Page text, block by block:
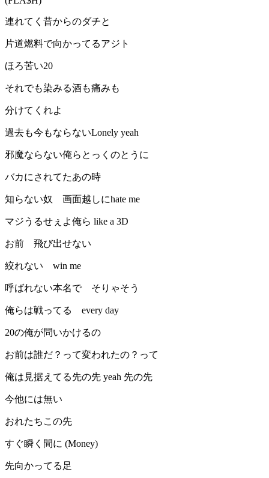
連れてく昔からのダチと
片道燃料で向かってるアジト
ほろ苦い20
それでも染みる酒も痛みも
分けてくれよ
過去も今もならないLonely yeah
邪魔ならない俺らとっくのとうに
バカにされてたあの時
知らない奴 画面越しにhate me
マジうるせぇよ俺ら like a 3D
お前 飛び出せない
絞れない win me
呼ばれない本名で そりゃそう
俺らは戦ってる every day
20の俺が問いかけるの
お前は誰だ？って変われたの？って
俺は見据えてる先の先 yeah 先の先
今他には無い
おれたちこの先
すぐ瞬く間に (Money)
先向かってる足